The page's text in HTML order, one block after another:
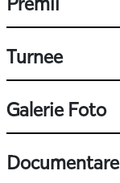
Turnee
Galerie Foto
Documentare